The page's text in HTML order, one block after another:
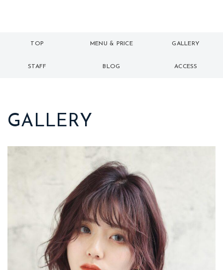
TOP
トップ
MENU & PRICE
メニュー
GALLERY
ギャラリー
STAFF BLOG ACCESS
GALLERY